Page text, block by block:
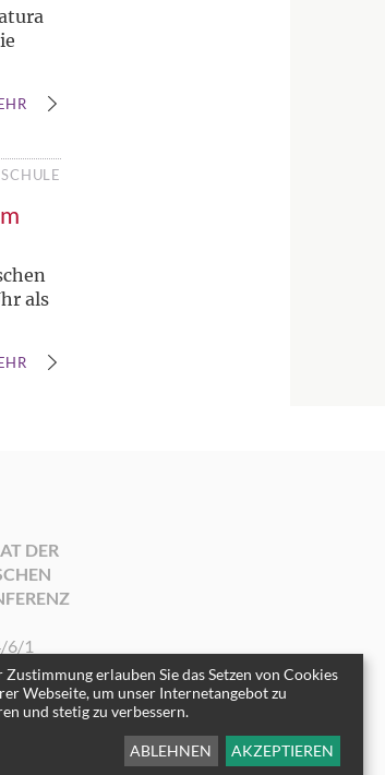
SCHULE
als
DER
6/1
erlauben Sie das Setzen von Cookies
Webseite, um unser Internetangebot zu
und stetig zu verbessern.
ABLEHNEN AKZEPTIEREN